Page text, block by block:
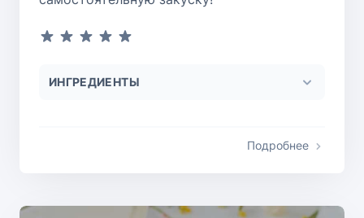
ИНГРЕДИЕНТЫ
Подробнее